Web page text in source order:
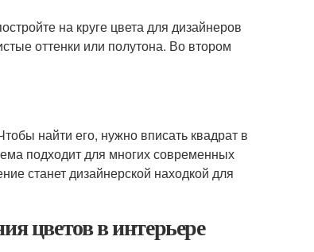
на круге цвета для дизайнеров
оттенки или полутона. Во втором
найти его, нужно вписать квадрат в
подходит для многих современных
станет дизайнерской находкой для
цветов в интерьере